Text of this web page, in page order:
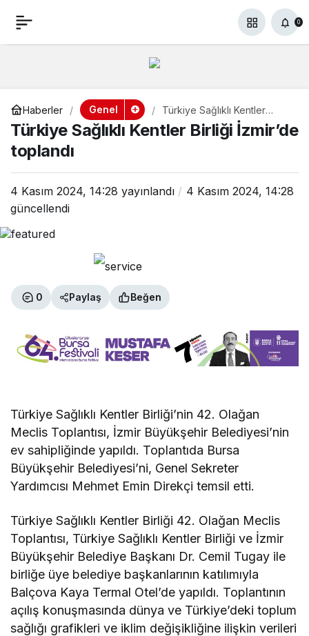
0
Haberler Genel
Türkiye Sağlıklı Kentler
Birliği İzmir’de toplandı
Türkiye Sağlıklı Kentler Birliği İzmir’de
toplandı
4 Kasım 2024, 14:28 yayınlandı
4 Kasım 2024, 14:28
güncellendi
0 Paylaş Beğen
Türkiye Sağlıklı Kentler Birliği’nin 42. Olağan
Meclis Toplantısı, İzmir Büyükşehir Belediyesi’nin
ev sahipliğinde yapıldı. Toplantıda Bursa
Büyükşehir Belediyesi’ni, Genel Sekreter
Yardımcısı Mehmet Emin Direkçi temsil etti.
Türkiye Sağlıklı Kentler Birliği 42. Olağan Meclis
Toplantısı, Türkiye Sağlıklı Kentler Birliği ve İzmir
Büyükşehir Belediye Başkanı Dr. Cemil Tugay ile
birliğe üye belediye başkanlarının katılımıyla
Balçova Kaya Termal Otel’de yapıldı. Toplantının
açılış konuşmasında dünya ve Türkiye’deki toplum
sağlığı grafikleri ve iklim değişikliğine ilişkin verileri
Türkiye Sağlıklı Kentler 0 Paylaş